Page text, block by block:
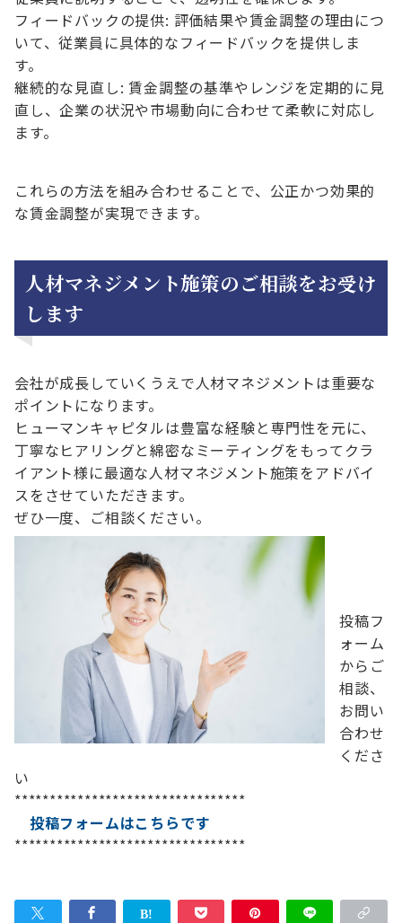
フィードバックの提供: 評価結果や賃金調整の理由につ
いて、従業員に具体的なフィードバックを提供しま
す。
継続的な見直し: 賃金調整の基準やレンジを定期的に見
直し、企業の状況や市場動向に合わせて柔軟に対応し
ます。
これらの方法を組み合わせることで、公正かつ効果的
な賃金調整が実現できます。
人材マネジメント施策のご相談をお受け
します
会社が成長していくうえで人材マネジメントは重要な
ポイントになります。
ヒューマンキャピタルは豊富な経験と専門性を元に、
丁寧なヒアリングと綿密なミーティングをもってクラ
イアント様に最適な人材マネジメント施策をアドバイ
スをさせていただきます。
ぜひ一度、ご相談ください。
投稿フ
ォーム
からご
相談、
お問い
合わせ
くださ
い
*********************************
投稿フォームはこちらです
*********************************